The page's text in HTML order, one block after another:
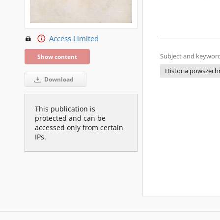
Access Limited
Show content
Download
This publication is
protected and can be
accessed only from certain
IPs.
Subject and
Historia